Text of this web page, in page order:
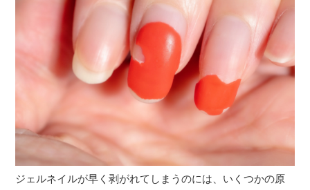
ジェルネイルが早く剥がれてしまうのには、いくつかの原